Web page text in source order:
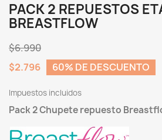
PACK 2 REPUESTOS
BREASTFLOW
$6.990
$2.796
60% DE DESCUENTO
Impuestos incluidos
Pack 2 Chupete repuesto